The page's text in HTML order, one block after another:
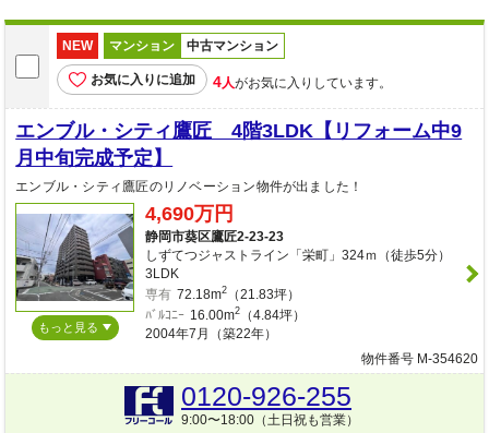
NEW マンション 中古マンション
お気に入りに追加 4人がお気に入りしています。
エンブル・シティ鷹匠 4階3LDK【リフォーム中9
月中旬完成予定】
エンブル・シティ鷹匠のリノベーション物件が出ました！
もっと見る
4,690万円
静岡市葵区鷹匠2-23-23
しずてつジャストライン「栄町」324ｍ（徒歩5分）
3LDK
専有 72.18m2（21.83坪）
ﾊﾞﾙｺﾆｰ 16.00m2（4.84坪）
2004年7月（築22年）
物件番号 M-354620
0120-926-255
9:00〜18:00（土日祝も営業）